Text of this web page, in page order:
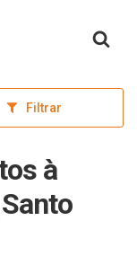
Filtrar
à